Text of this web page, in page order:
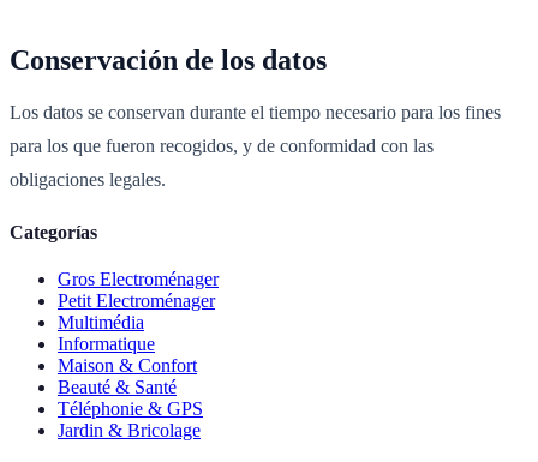
Conservación de los datos
Los datos se conservan durante el tiempo necesario para los fines
para los que fueron recogidos, y de conformidad con las
obligaciones legales.
Categorías
Gros Electroménager
Petit Electroménager
Multimédia
Informatique
Maison & Confort
Beauté & Santé
Téléphonie & GPS
Jardin & Bricolage